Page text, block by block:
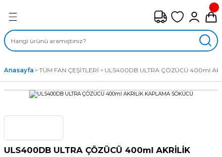
ÇEŞİTLERİ
Anasayfa TÜM FAN ÇEŞİTLERİ ULS400DB ULTRA ÇÖZÜCÜ 400ml
ULS400DB ULTRA ÇÖZÜCÜ 400ml AKRİLİK